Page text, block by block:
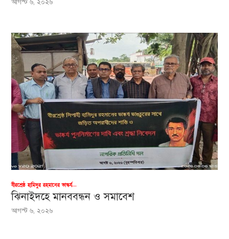
আগস্ট ৬, ২০২৬
বীরশ্রেষ্ঠ হামিদুর রহমানের ভাস্কর্য...
ঝিনাইদহে মানববন্ধন ও সমাবেশ
আগস্ট ৬, ২০২৬